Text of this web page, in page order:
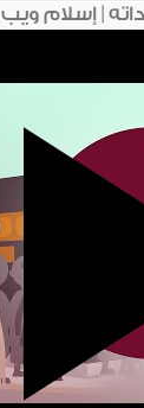
| إسلام ويب